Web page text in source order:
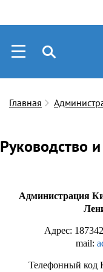
Главная
Руководство и
Администрация
Адрес:
mail:
Телефонный код